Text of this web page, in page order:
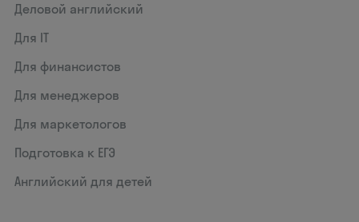
Деловой английский
Для IT
Для финансистов
Для менеджеров
Для маркетологов
Подготовка к ЕГЭ
Английский для детей